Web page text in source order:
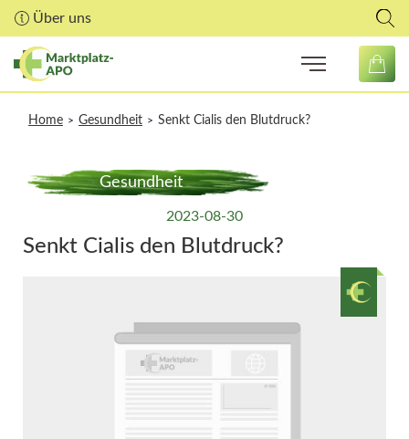
Über uns
Home > Gesundheit > Senkt Cialis den Blutdruck?
Gesundheit
2023-08-30
Senkt Cialis den Blutdruck?